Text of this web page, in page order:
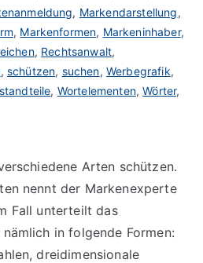
, Markendarstellung,
, Markenformen, Markeninhaber,
, Rechtsanwalt,
,schützen, suchen, Werbegrafik,
, Wortelementen,Wörter,
Arten schützen.
nennt der Markenexperte
Fall unterteilt das
in folgende Formen:
dreidimensionale